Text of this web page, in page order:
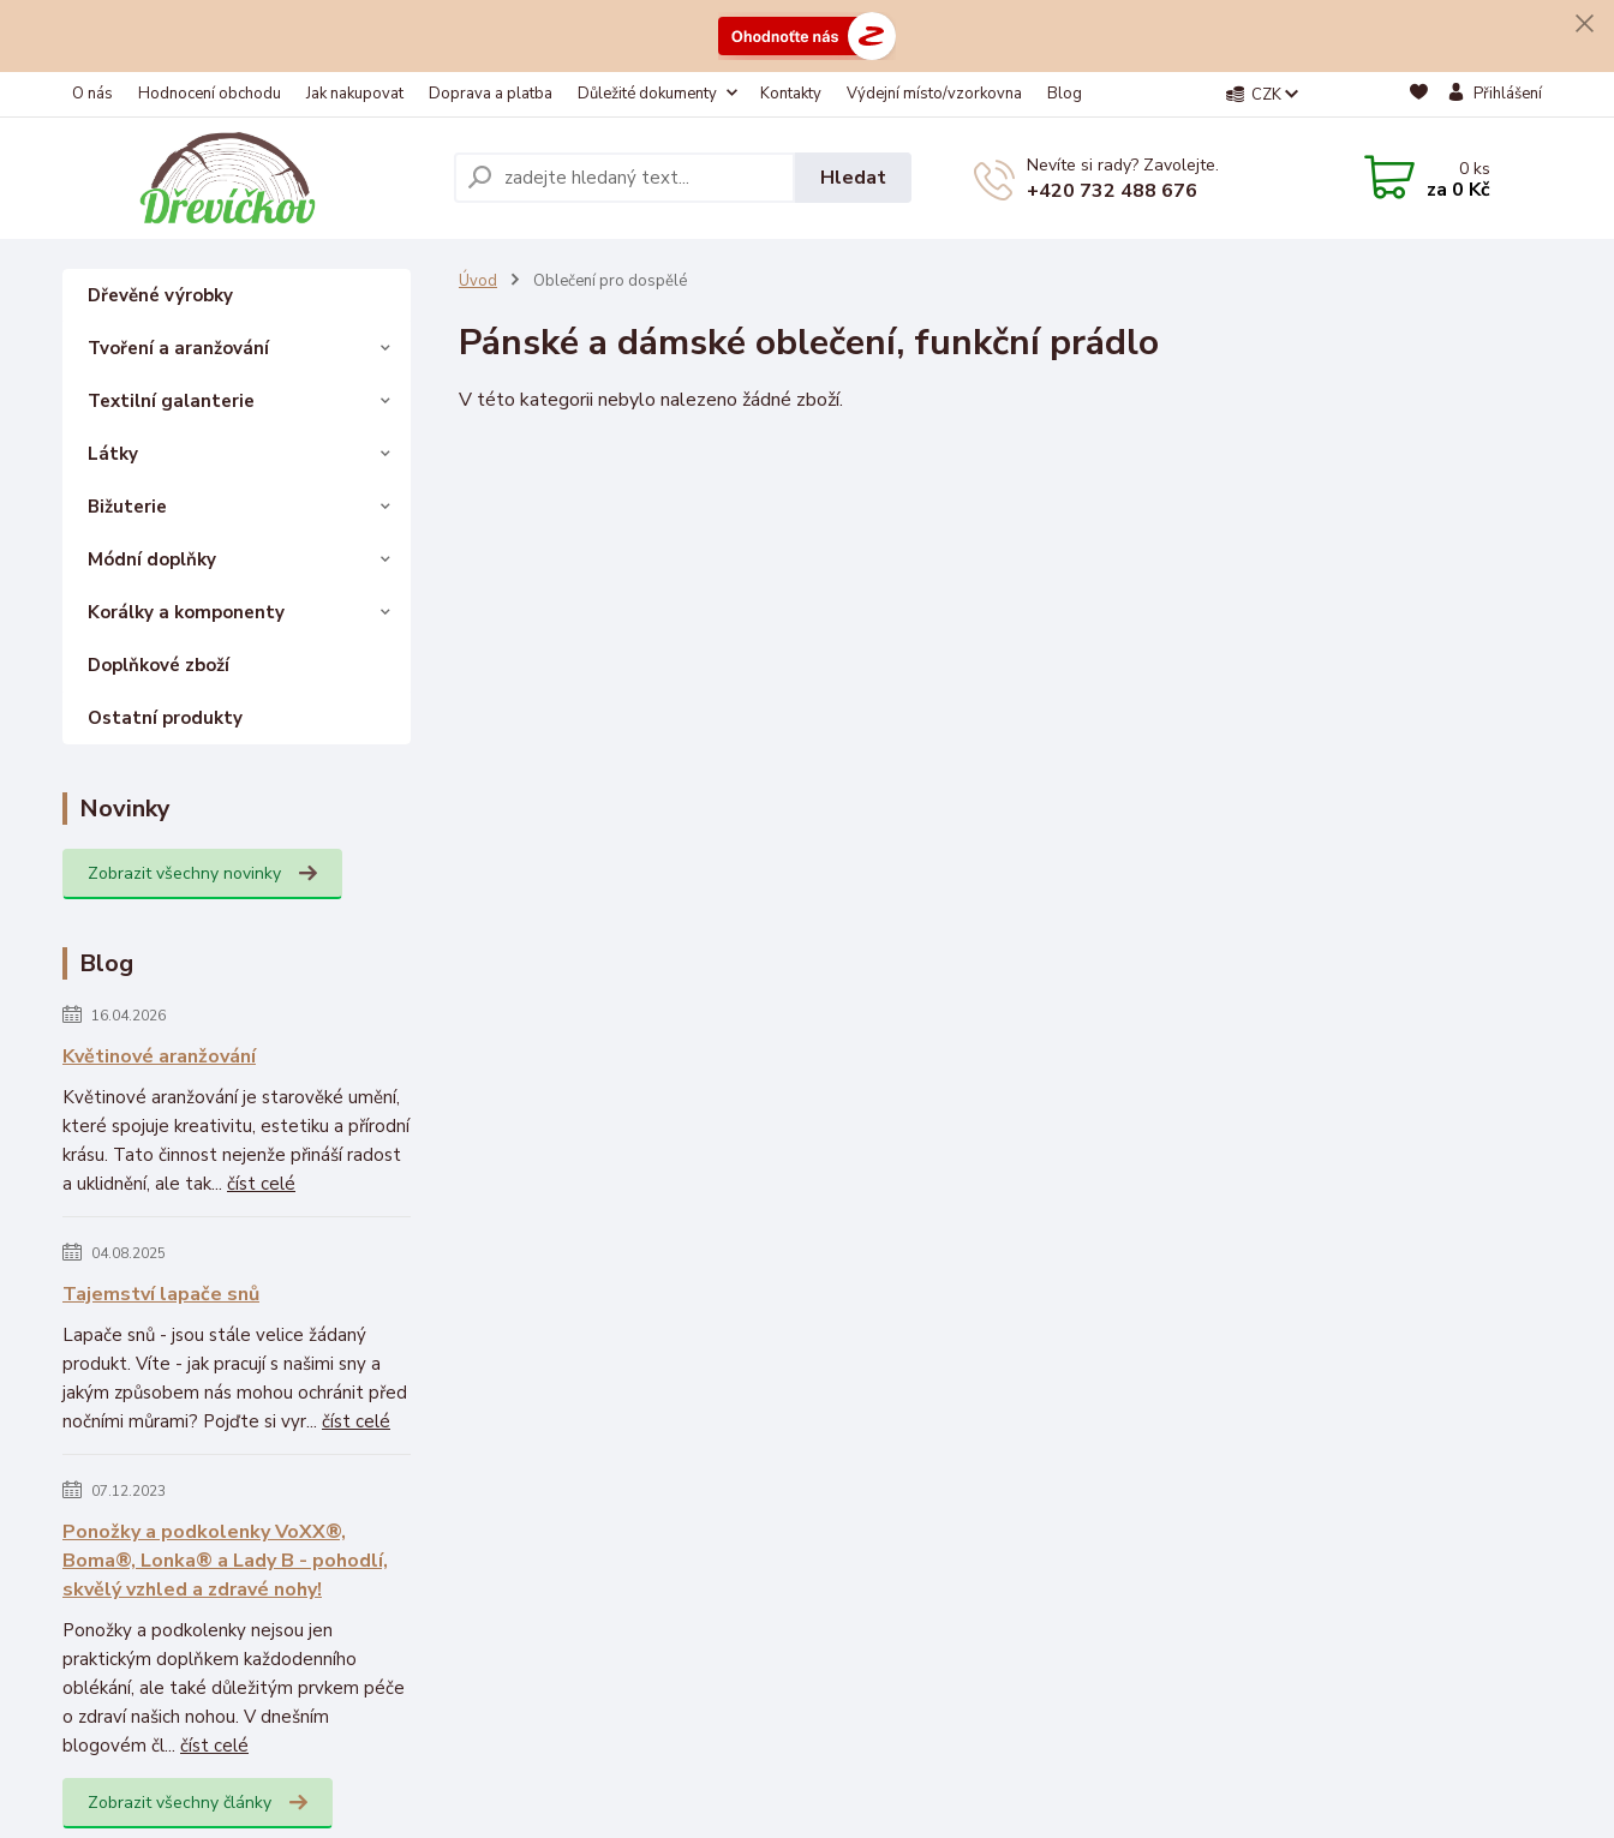
O nás Hodnocení obchodu Jak nakupovat Doprava a platba Důležité dokumenty Kontakty Výdejní místo/vzorkovna Blog CZK Přihlášení
Hledat Nevíte si rady? Zavolejte.
+420 732 488 676
0ks
za 0 Kč
Dřevěné výrobky
Tvoření a aranžování
Textilní galanterie
Látky
Bižuterie
Módní doplňky
Korálky a komponenty
Doplňkové zboží
Ostatní produkty
Novinky
Zobrazit všechny novinky
Blog
16.04.2026
Květinové aranžování
Květinové aranžování je starověké umění,
které spojuje kreativitu, estetiku a přírodní
krásu. Tato činnost nejenže přináší radost
a uklidnění, ale tak... číst celé
04.08.2025
Tajemství lapače snů
Lapače snů - jsou stále velice žádaný
produkt. Víte - jak pracují s našimi sny a
jakým způsobem nás mohou ochránit před
nočními můrami? Pojďte si vyr... číst celé
07.12.2023
Ponožky a podkolenky VoXX®,
Boma®, Lonka® a Lady B - pohodlí,
skvělý vzhled a zdravé nohy!
Ponožky a podkolenky nejsou jen
praktickým doplňkem každodenního
oblékání, ale také důležitým prvkem péče
o zdraví našich nohou. V dnešním
blogovém čl... číst celé
Zobrazit všechny články
Úvod Oblečení pro dospělé
Pánské a dámské oblečení, funkční prádlo
V této kategorii nebylo nalezeno žádné zboží.